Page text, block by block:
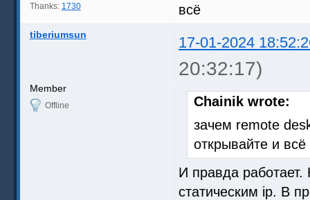
Thanks: 1730
всё
tiberiumsun 17-01-2024
20:32:17)
Member
Offline
Chainik wrote:
зачем remote
открывайте и всё
И правда
статическим ip. В